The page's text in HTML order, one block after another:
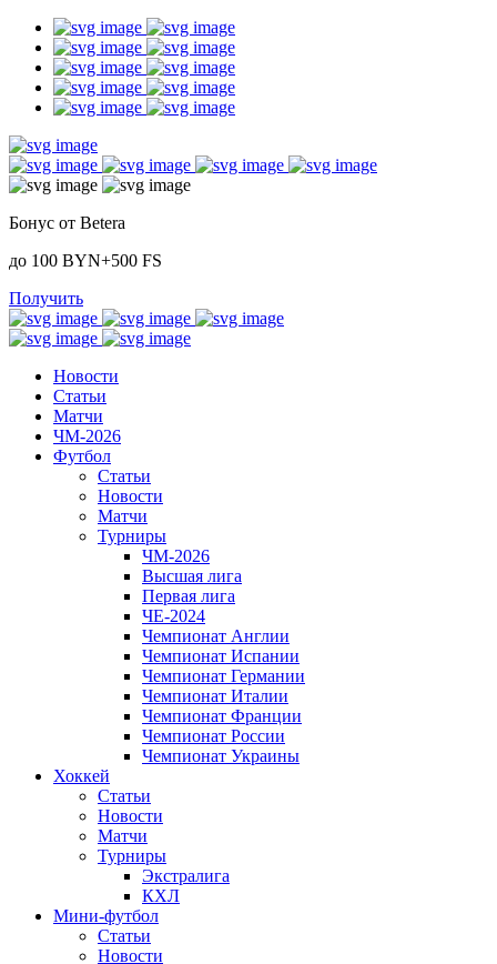
Бонус от Betera
до 100 BYN+500 FS
Получить
Новости
Статьи
Матчи
ЧМ-2026
Футбол
Статьи
Новости
Матчи
Турниры
ЧМ-2026
Высшая лига
Первая лига
ЧЕ-2024
Чемпионат Англии
Чемпионат Испании
Чемпионат Германии
Чемпионат Италии
Чемпионат Франции
Чемпионат России
Чемпионат Украины
Хоккей
Статьи
Новости
Матчи
Турниры
Экстралига
КХЛ
Мини-футбол
Статьи
Новости